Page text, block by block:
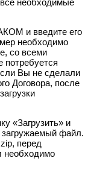
все необходимые
и введите его
необходимо
со всеми
потребуется
Вы не сделали
Договора, после
«Загрузить» и
загружаемый файл.
перед
необходимо